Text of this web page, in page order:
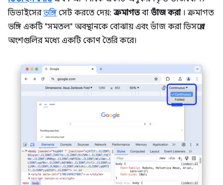
ডিভাইসেরভঙ্গি সেট করতে দেয়: ক্রমাগতবা ভাঁজ করা। ক্রমাগত
ভঙ্গি একটি "সমতল" অবস্থানকে বোঝায় এবং ভাঁজ করা ডিসপ্লের
অংশগুলির মধ্যে একটি কোণ তৈরি করে।